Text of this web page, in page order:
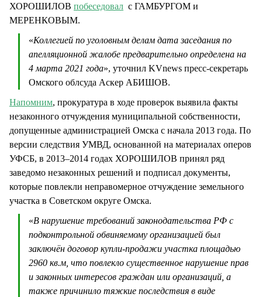
ХОРОШИЛОВ побеседовал с ГАМБУРГОМ и
МЕРЕНКОВЫМ.
«Коллегией по уголовным делам дата заседания по
апелляционной жалобе предварительно определена на
4 марта 2021 года», уточнил KVnews пресс-секретарь
Омского облсуда Аскер АБИШОВ.
Напомним, прокуратура в ходе проверок выявила факты
незаконного отчуждения муниципальной собственности,
допущенные администрацией Омска с начала 2013 года. По
версии следствия УМВД, основанной на материалах оперов
УФСБ, в 2013–2014 годах ХОРОШИЛОВ принял ряд
заведомо незаконных решений и подписал документы,
которые повлекли неправомерное отчуждение земельного
участка в Советском округе Омска.
«В нарушение требований законодательства РФ с
подконтрольной обвиняемому организацией был
заключён договор купли-продажи участка площадью
2960 кв.м, что повлекло существенное нарушение прав
и законных интересов граждан или организаций, а
также причинило тяжкие последствия в виде